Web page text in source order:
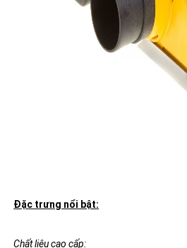
Đặc trưng nổi bật:
Chất liệu cao cấp: